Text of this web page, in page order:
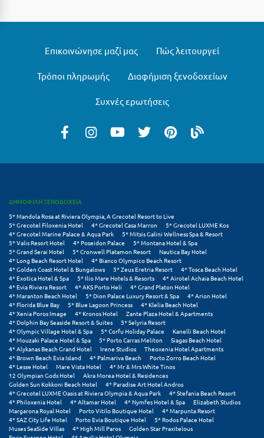
Λίμνη Πλαστήρα
Μ
Μαραθώνας Αττικής
Μαρώνεια
Μεθώνη
Μεσολόγγι
Μεσσηνία
Μετέωρα
Μέτσοβο
Μήλος
Μονεμβασιά
Μουζάκι
Μπαλί Κρήτης
Επικοινώνησε μαζί μας Πώς λειτουργεί
Τρόποι πληρωμής Διαφήμιση ξενοδοχείων
Συχνές ερωτήσεις
ΔΗΜΟΦΙΛΗ ΞΕΝΟΔΟΧΕΙΑ
5* Mandola Rosa at Riviera Olympia, A Grecotel Resort to Live
5* Grecotel Filoxenia Hotel
4* Grecotel Casa Marron
5* Grecotel LUXME Kos
4* Grecotel Marine Palace & Aqua Park
5* Mitsis Galini Wellness Spa & Resort
5* Valis Resort Hotel
4* Poseidon Palace
5* Montana Hotel & Spa
5* Grand Serai Hotel
5* Cronwell Platamon Resort
Nautica Bay Hotel
4* Long Beach Resort Hotel
4* Bianco Olympico Beach Resort
4* Golden Coast Hotel & Bungalows
5* Zeus Eretria Resort
4* Tosca Beach Hotel
4* Exotica Hotel & Spa
5* Ilio Mare Hotels & Resorts
4* Airotel Achaia Beach Hotel
4* Evia Riviera Resort
4* AKS Porto Heli
4* Grand Platon Hotel
4* Maranton Beach Hotel
5* Dion Palace Luxury Resort & Spa
4* Arion Hotel
4* Florida Blue Bay
5* Blue Lagoon Princess
4* Klelia Beach Hotel
4* Xenia Poros Image
4* Kronos Hotel
Zante Plaza Hotel & Apartments
4* Dolphin Bay Seaside Resort & Suites
5* Selyria Resort
4* Olympic Village Hotel & Spa
5* Corfu Holiday Palace
Kanelli Beach Hotel
4* Mouzaki Palace Hotel & Spa
5* Porto Carras Meliton
Siagas Beach Hotel
4* Alykanas Beach Grand Hotel
Irene Studios
Theoxenia Hotel Apartments
4* Brown Beach Evia Island
4* Palmariva Beach
Porto Zorro Beach Hotel
4* Lesse Hotel
Mare Vista Hotel
4* Mr & Mrs White Tinos
12 Olympian Gods Hotel
Akra Morea Hotel & Residences
Golden Sun Kokkoni Beach Hotel
4* Paradise Art Hotel Andros
4* Grecotel LUXME Oasis at Riviera Olympia & Aqua Park
4* Stefania Beach Resort
4* Philoxenia Hotel
4* Altamar Hotel 4* Nymfes Hotel & Spa
Elizabeth Studios
Margarona Royal Hotel
Porto Vitilo Boutique Hotel
4* Marpunta Resort
4* SAZ City Life Hotel
Porto Evia Boutique Hotel
5* Rodos Palace Hotel
Muses SeaSide Villas
4* High Mill Paros
Golden Star Praxitelous